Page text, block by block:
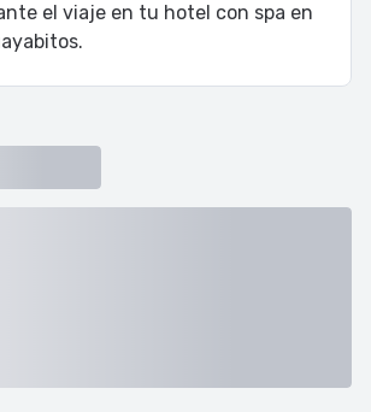
el viaje en tu hotel con spa en